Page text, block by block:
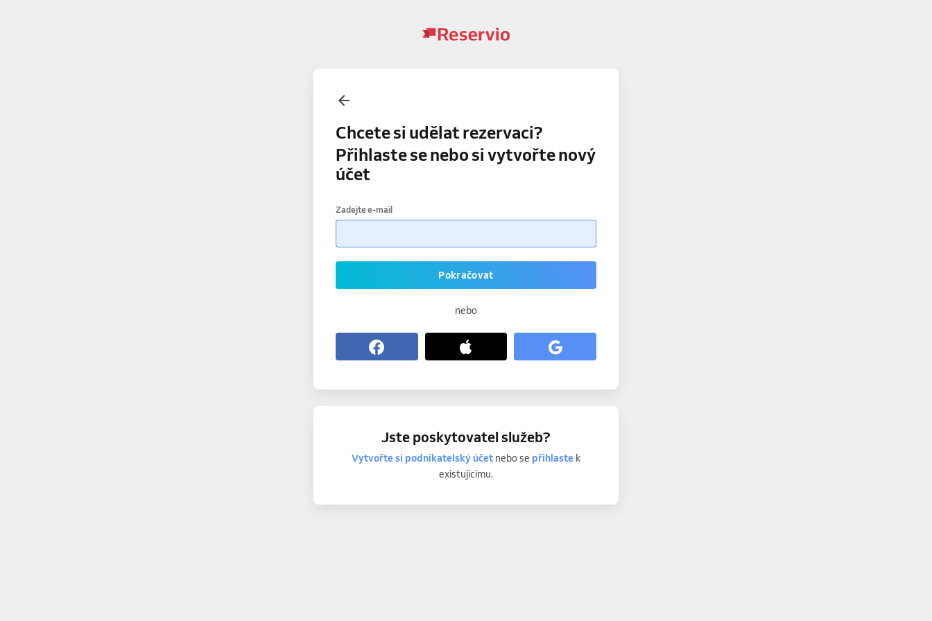
Chcete si udělat rezervaci?
Přihlaste se nebo si vytvořte nový
účet
Zadejte e-mail
Pokračovat
nebo
Jste poskytovatel služeb?
Vytvořte si podnikatelský účetnebo se přihlastek
existujícímu.